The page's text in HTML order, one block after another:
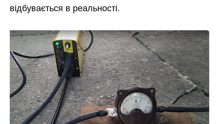
відбувається в реальності.